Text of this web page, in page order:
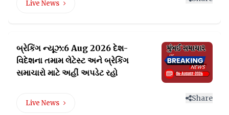
Live News
બ્રેકિંગ ન્યૂઝ:6 Aug 2026 દેશ-
વિદેશના તમામ લેટેસ્ટઅને બ્રેકિંગ
સમાચારો માટે અહીં અપડેટ રહો
Live News
Share